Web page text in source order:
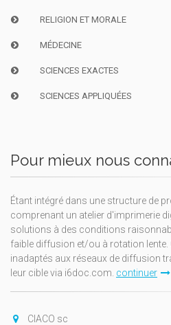
RELIGION ET MORALE
MÉDECINE
SCIENCES EXACTES
SCIENCES APPLIQUÉES
Pour mieux nous
Étant intégré dans une structure de
comprenant un atelier d'imprimerie
solutions à des conditions
faible diffusion et/ou à rotation
inadaptés aux réseaux de diffusion
leur cible via i6doc.com. continuer
CIACO sc